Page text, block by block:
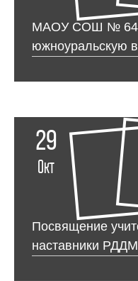
МАОУ СОШ № 64
южноуральскую
29
Окт
Посвящение
наставники